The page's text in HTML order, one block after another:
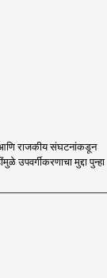
आणि राजकीय संघटनांकडून
उपवर्गीकरणाचा मुद्दा पुन्हा